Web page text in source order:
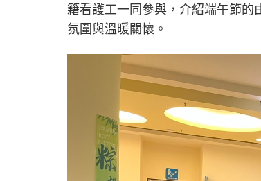
籍看護工一同參與，介紹端午節
氛圍與溫暖關懷。